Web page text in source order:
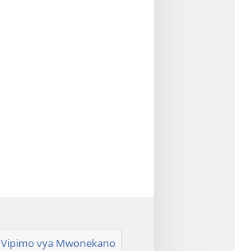
Vipimo vya Mwonekano